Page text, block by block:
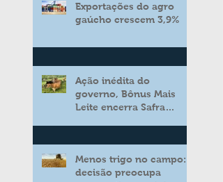
Exportações do agro
gaúcho crescem 3,9%
Ação inédita do
governo, Bônus Mais
Leite encerra Safra
aos produtores de leite
Menos trigo no campo:
decisão preocupa